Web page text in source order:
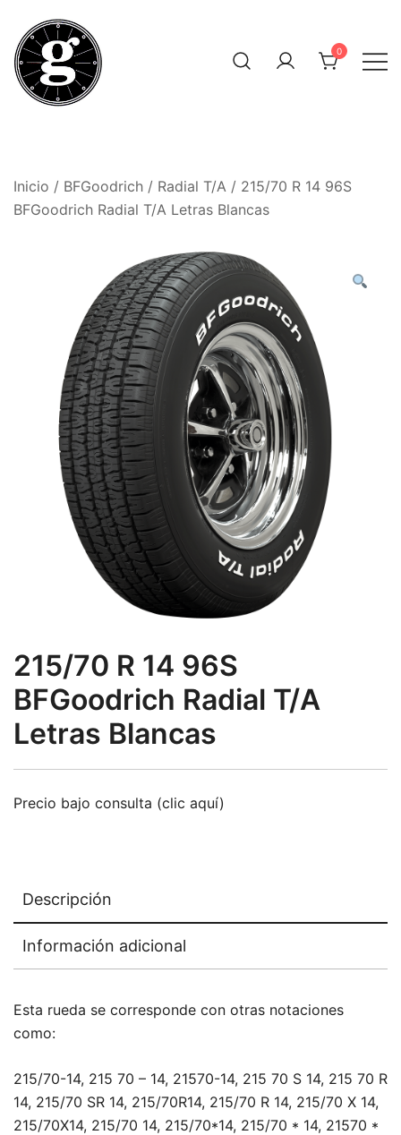
contenido
0
Inicio / BFGoodrich / Radial T/A / 215/70 R 14 96S
BFGoodrich Radial T/A Letras Blancas
215/70 R 14 96S
BFGoodrich Radial T/A
Letras Blancas
Precio bajo consulta (clic aquí)
Descripción
Información adicional
Esta rueda se corresponde con otras notaciones
como:
215/70-14, 215 70 – 14, 21570-14, 215 70 S 14, 215 70 R
14, 215/70 SR 14, 215/70R14, 215/70 R 14, 215/70 X 14,
215/70X14, 215/70 14, 215/70*14, 215/70 * 14, 21570 *